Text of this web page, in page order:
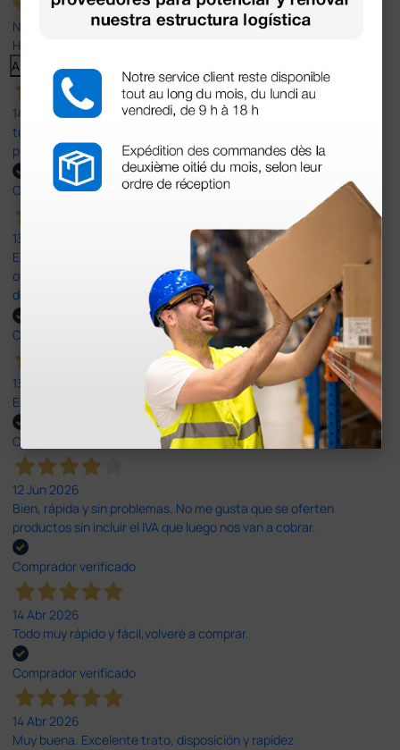
Nuestras reseñas de 4 y 5 estrellas.
Haga clic aquí para leerlos todos >
Anterior Siguiente
14 Jul 2026
todo correcto. podria señalar que un poco caro los portes y el
plazo de entrega se alarga.
Comprador verificado
13 Jul 2026
Es fácil hacer el pedido. El producto, bastante mas barato que en
otras plataformas de material médico. Pero el envío cuesta más
del doble que en cualquier otra empresa dentro de España.
Comprador verificado
13 Jul 2026
Excelente
Comprador verificado
12 Jun 2026
Bien, rápida y sin problemas. No me gusta que se oferten
productos sin incluir el IVA que luego nos van a cobrar.
Comprador verificado
14 Abr 2026
Todo muy rápido y fácil,volveré a comprar.
Comprador verificado
14 Abr 2026
Muy buena. Excelente trato, disposición y rapidez